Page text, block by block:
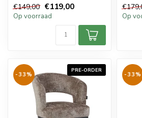
€149,00 €119,00
Op voorraad Op
PRE-ORDER
-33% -33%